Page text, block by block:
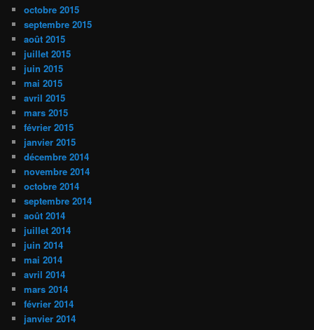
octobre 2015
septembre 2015
août 2015
juillet 2015
juin 2015
mai 2015
avril 2015
mars 2015
février 2015
janvier 2015
décembre 2014
novembre 2014
octobre 2014
septembre 2014
août 2014
juillet 2014
juin 2014
mai 2014
avril 2014
mars 2014
février 2014
janvier 2014